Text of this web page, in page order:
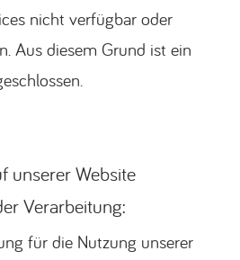
nicht verfügbar oder
Aus diesem Grund ist ein
unserer Website
Verarbeitung:
für die Nutzung unserer